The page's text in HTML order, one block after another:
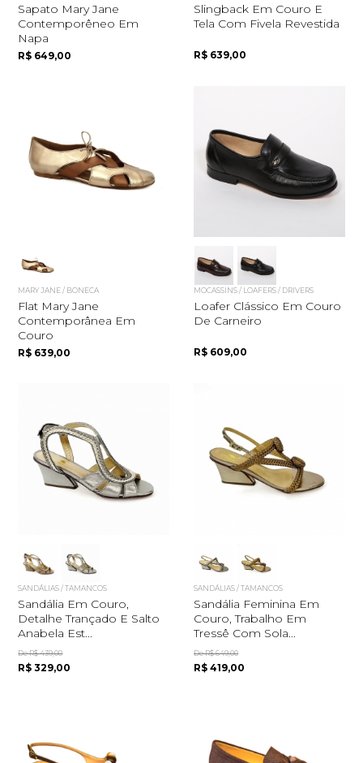
Sapato Mary Jane
Contemporêneo Em
Napa
R$ 649,00
Slingback Em Couro E
Tela Com Fivela Revestida
R$ 639,00
MARY JANE / BONECA
Flat Mary Jane
Contemporânea Em
Couro
R$ 639,00
MOCASSINS / LOAFERS / DRIVERS
Loafer Clássico Em Couro
De Carneiro
R$ 609,00
SANDÁLIAS / TAMANCOS
Sandália Em Couro,
Detalhe Trançado E Salto
Anabela Est...
De R$ 439,00
R$ 329,00
SANDÁLIAS / TAMANCOS
Sandália Feminina Em
Couro, Trabalho Em
Tressê Com Sola...
De R$ 649,00
R$ 419,00